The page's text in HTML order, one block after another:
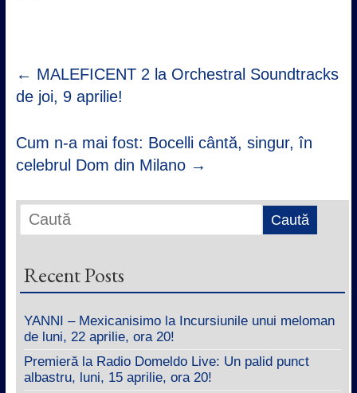
← MALEFICENT 2 la Orchestral Soundtracks
de joi, 9 aprilie!
Cum n-a mai fost: Bocelli cântă, singur, în
celebrul Dom din Milano →
Recent Posts
YANNI – Mexicanisimo la Incursiunile unui meloman
de luni, 22 aprilie, ora 20!
Premieră la Radio Domeldo Live: Un palid punct
albastru, luni, 15 aprilie, ora 20!